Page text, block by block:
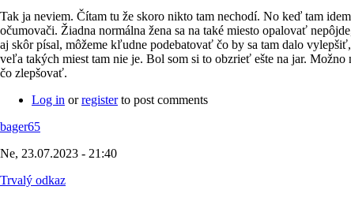
Tak ja neviem. Čítam tu že skoro nikto tam nechodí. No keď tam
očumovači. Žiadna normálna žena sa na také miesto opalovať
aj skôr písal, môžeme kľudne podebatovať čo by sa tam dalo
veľa takých miest tam nie je. Bol som si to obzrieť ešte na jar.
čo zlepšovať.
Log in orregisterto post comments
bager65
Ne, 23.07.2023 - 21:40
Trvalý odkaz